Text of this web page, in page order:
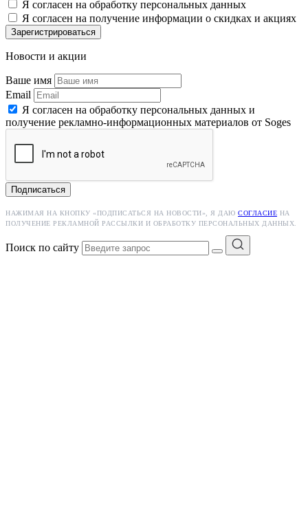
Я согласен на обработку персональных данных
Я согласен на получение информации о скидках и акциях
Зарегистрироваться
Новости и акции
Ваше имя
Email
Я согласен на обработку персональных данных и
получение рекламно-информационных материалов от Soges
Подписаться
НАЖИМАЯ НА КНОПКУ «ПОДПИСАТЬСЯ НА НОВОСТИ», Я ДАЮ СОГЛАСИЕ НА
ПОЛУЧЕНИЕ РЕКЛАМНОЙ РАССЫЛКИ И ОБРАБОТКУ ПЕРСОНАЛЬНЫХ ДАННЫХ.
Поиск по сайту